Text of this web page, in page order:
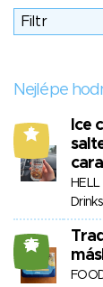
Nejlépe
5
Ice
HELL
25